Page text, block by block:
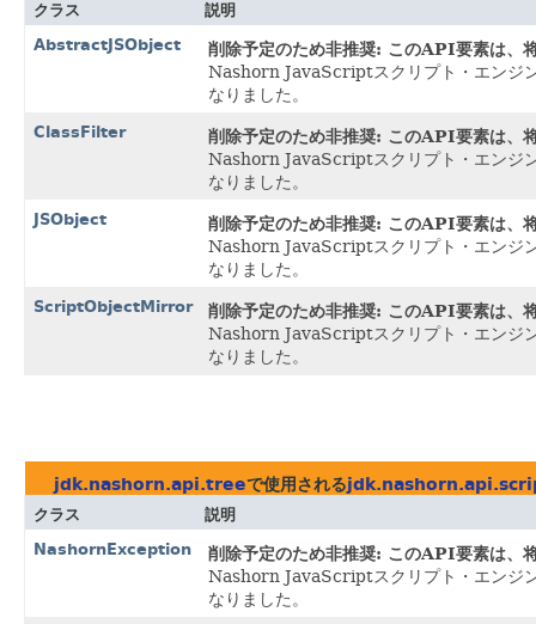
クラス
説明
AbstractJSObject
削除予定のため非推奨: このAPI要素は、
Nashorn JavaScriptスクリプト・エンジ
なりました。
ClassFilter
削除予定のため非推奨: このAPI要素は、
Nashorn JavaScriptスクリプト・エンジ
なりました。
JSObject
削除予定のため非推奨: このAPI要素は、
Nashorn JavaScriptスクリプト・エンジ
なりました。
ScriptObjectMirror
削除予定のため非推奨: このAPI要素は、
Nashorn JavaScriptスクリプト・エンジ
なりました。
jdk.nashorn.api.treeで使用される
クラス
説明
NashornException
削除予定のため非推奨: このAPI要素は、
Nashorn JavaScriptスクリプト・エンジ
なりました。